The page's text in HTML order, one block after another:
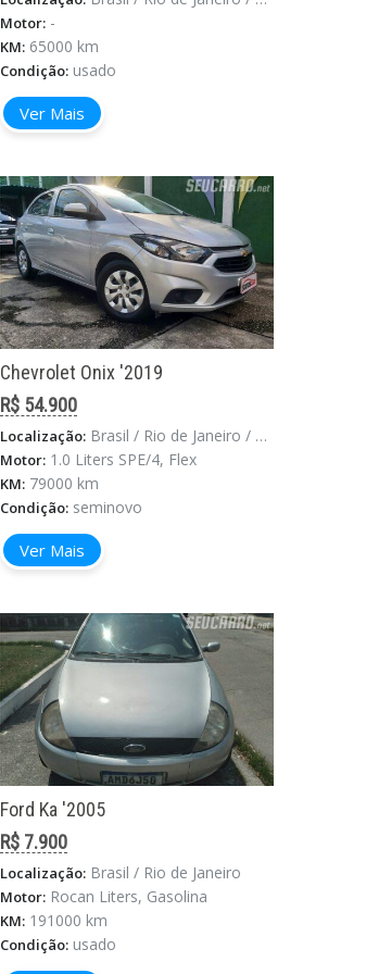
Motor: -
KM: 65000 km
Condição: usado
Ver Mais
Chevrolet Onix '2019
R$ 54.900
Localização: Brasil / Rio de Janeiro / Rio De Janeiro
Motor: 1.0 Liters SPE/4, Flex
KM: 79000 km
Condição: seminovo
Ver Mais
Ford Ka '2005
R$ 7.900
Localização: Brasil / Rio de Janeiro
Motor: Rocan Liters, Gasolina
KM: 191000 km
Condição: usado